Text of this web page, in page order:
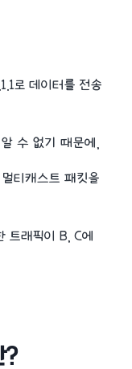
로 데이터를 전송
수 없기 때문에,
티캐스트 패킷을
트래픽이 B, C에
?